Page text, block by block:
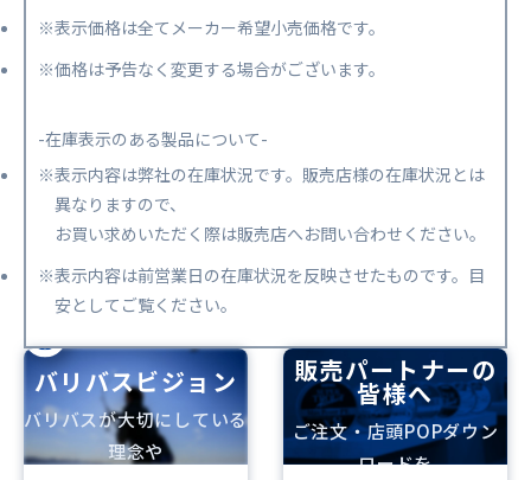
※表示価格は全てメーカー希望小売価格です。
※価格は予告なく変更する場合がございます。
-在庫表示のある製品について-
※表示内容は弊社の在庫状況です。販売店様の在庫状況とは
異なりますので、
お買い求めいただく際は販売店へお問い合わせください。
※表示内容は前営業日の在庫状況を反映させたものです。目
安としてご覧ください。
バリバスビジョン
バリバスが大切にしている
理念や
販売パートナーの
皆様へ
ご注文・店頭POPダウン
ロードを